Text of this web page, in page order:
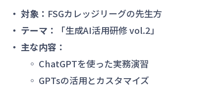
・ 対象： FSGカレッジリーグの先生方
・ テーマ：
「生成AI活用研修 vol.2」
・ 主な内容：
◦ ChatGPTを使った実務演習
◦ GPTsの活用とカスタマイズ